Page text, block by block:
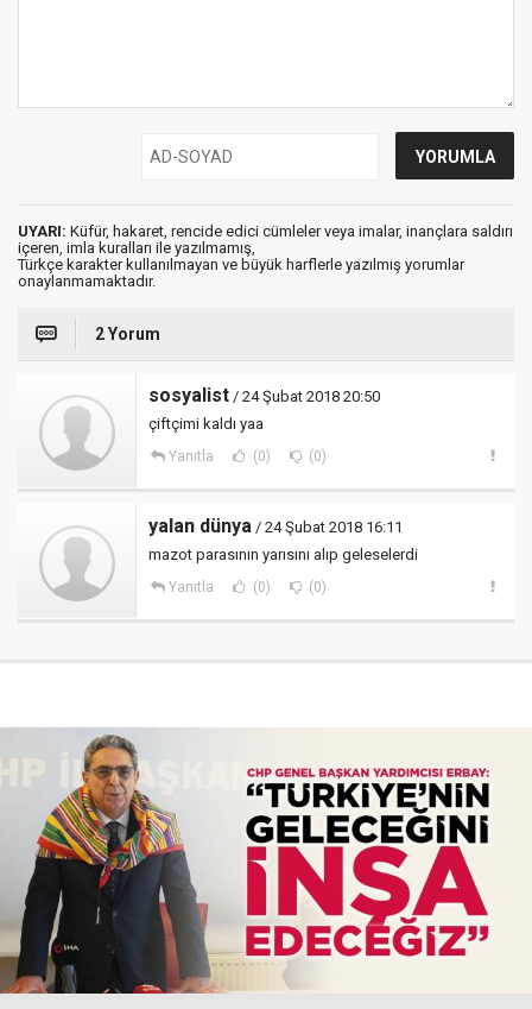
UYARI: Küfür, hakaret, rencide edici cümleler veya imalar, inançlara saldırı
içeren, imla kuralları ile yazılmamış,
Türkçe karakter kullanılmayan ve büyük harflerle yazılmış yorumlar
onaylanmamaktadır.
2 Yorum
sosyalist / 24 Şubat 2018 20:50
çiftçimi kaldı yaa
Yanıtla (0) (0)
yalan dünya / 24 Şubat 2018 16:11
mazot parasının yarısını alıp geleselerdi
Yanıtla (0) (0)